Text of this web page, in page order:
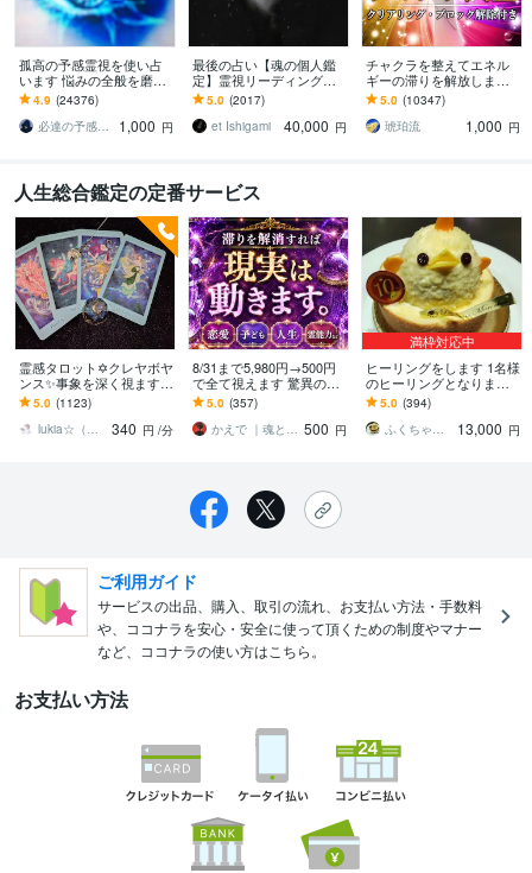
孤高の予感霊視を使い占
います 悩みの全般を磨き
上げ、研ぎ澄ました予感
より霊視により導きます
4.9 (24376)
必達の予感霊視 渡邊 潤一
1,000 円
最後の占い【魂の個人鑑
定】霊視リーディング承
ります 運命の地図を手
に、輝く人生を創る｜魂
の全体像を紐解く鑑定
5.0 (2017)
et Ishigami
40,000 円
チャクラを整えてエネル
ギーの滞りを解放します 7
割超リピート！人生を変
えたい人のエネルギー調
整
5.0 (10347)
琥珀流
1,000 円
人生総合鑑定の定番サービス
霊感タロット✡️クレヤボヤ
ンス✨事象を深く視ます ❣️
サイキック能力で天啓を
お伝え☪️秘密の相談もお
まかせを
5.0 (1123)
lukia☆（ルキア）
340 円 /分
8/31まで5,980円→500円
で全て視えます 驚異の霊
視力で恋愛・仕事・子ど
もの悩み・霊能力開花に
対応。
5.0 (357)
かえで ｜魂と石霊と神霊を結ぶ霊契師 500 円
満枠対応中
ヒーリングをします 1名様
のヒーリングとなりま
す。
5.0 (394)
ふくちゃん1234
13,000 円
ご利用ガイド
サービスの出品、購入、取引の流れ、お支払い方法・手数料
や、ココナラを安心・安全に使って頂くための制度やマナー
など、ココナラの使い方はこちら。
お支払い方法